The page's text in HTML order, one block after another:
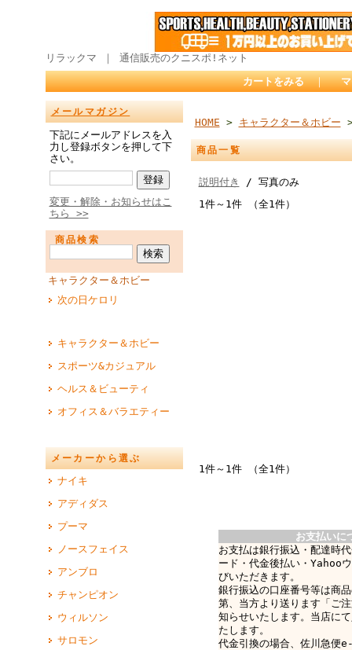
リラックマ ｜ 通信販売のクニスポ!ネット
カートをみる ｜
メールマガジン
下記にメールアドレスを入
力し登録ボタンを押して下
さい。
変更・解除・お知らせはこ
ちら >>
商品検索
キャラクター＆ホビー
次の日ケロリ
キャラクター＆ホビー
スポーツ&カジュアル
ヘルス＆ビューティ
オフィス＆バラエティー
メーカーから選ぶ
ナイキ
アディダス
プーマ
ノースフェイス
アンブロ
チャンピオン
ウィルソン
サロモン
HOME > キャラクター＆ホビー
商品一覧
説明付き
/ 写真のみ
1件～1件 （全1件）
1件～1件 （全1件）
お支払いに
お支払は銀行振込・配達時
ード・代金後払い・Yahoo
びいただきます。
銀行振込の口座番号等は商
第、当方より送ります「ご
知らせいたします。当店に
たします。
代金引換の場合、佐川急